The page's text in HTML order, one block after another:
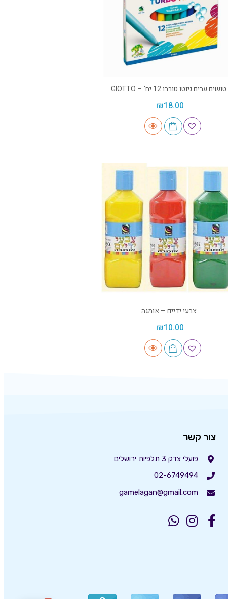
טושים עבים גיוטו טורבו 12 יח' – GIOTTO
₪18.00
צבעי ידיים – אומגה
₪10.00
צור קשר
פועלי צדק 3 תלפיות ירושלים
02-6749494
gamelagan@gmail.com